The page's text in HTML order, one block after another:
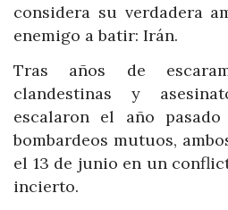
considera su verdadera
enemigo a batir: Irán.
Tras años de
clandestinas y
escalaron el año
bombardeos mutuos,
el 13 de junio en un
incierto.